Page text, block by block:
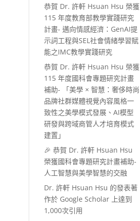
恭賀 Dr. 許軒 Hsuan Hsu 榮獲
115 年度教育部教學實踐研究
計畫- 邁向情感經濟：GenAI提
示詞工程與SEL社會情緒學習賦
能之IMC教學實踐研究
恭賀 Dr. 許軒 Hsuan Hsu 榮獲
115 年度國科會專題研究計畫
補助- 「美學 × 智慧：奢侈時尚
品牌社群媒體視覺內容風格一
致性之美學模式發展、AI模型
研發與跨域商管人才培育模式
建置」
🎉 恭賀 Dr. 許軒 Hsuan Hsu
榮獲國科會專題研究計畫補助-
人工智慧與美學智慧的交融
Dr. 許軒 Hsuan Hsu 的發表著
作於 Google Scholar 上達到
1,000次引用